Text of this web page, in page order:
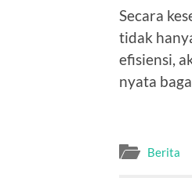
Secara
tidak
efisiensi,
nyata
Berita